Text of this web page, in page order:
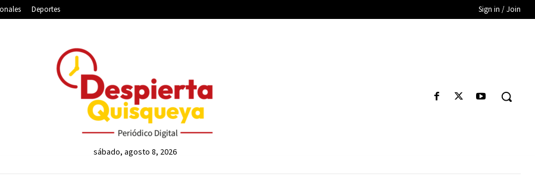
Deportes Sign in / Join
sábado, agosto 8, 2026